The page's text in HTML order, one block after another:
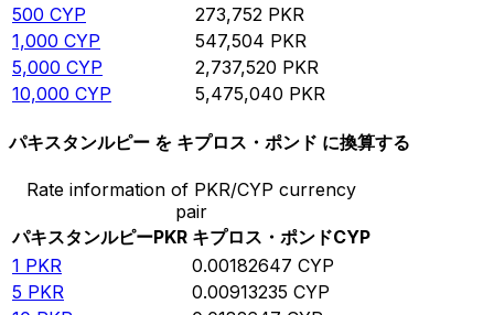
500 CYP 273,752 PKR
1,000 CYP 547,504 PKR
5,000 CYP 2,737,520 PKR
10,000 CYP 5,475,040 PKR
パキスタンルピー を キプロス・ポンド に換算する
Rate information of PKR/CYP currency
pair
パキスタンルピーPKR キプロス・ポンドCYP
1 PKR 0.00182647 CYP
5 PKR 0.00913235 CYP